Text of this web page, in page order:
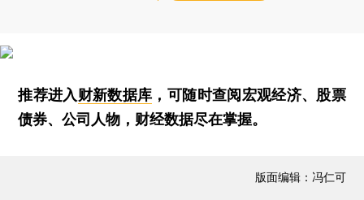
推荐进入财新数据库 ，可随时查阅宏观经济、股票
债券、公司人物，财经数据尽在掌握。
版面编辑：冯仁可